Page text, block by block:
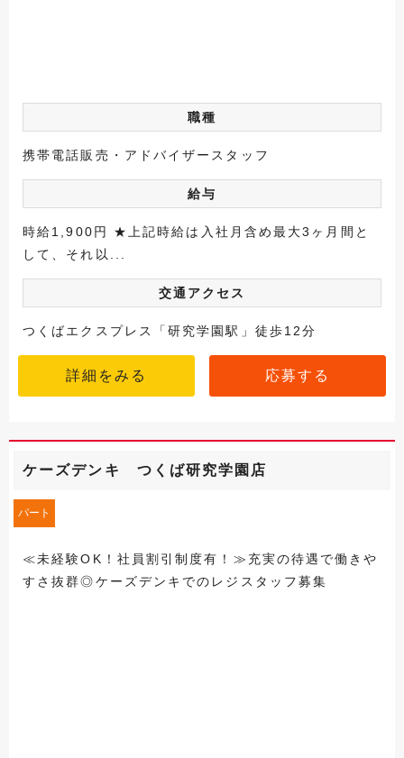
職種
携帯電話販売・アドバイザースタッフ
給与
時給1,900円 ★上記時給は入社月含め最大3ヶ月間と
して、それ以...
交通アクセス
つくばエクスプレス「研究学園駅」徒歩12分
詳細をみる 応募する
ケーズデンキ つくば研究学園店
パート
≪未経験OK！社員割引制度有！≫充実の待遇で働きや
すさ抜群◎ケーズデンキでのレジスタッフ募集